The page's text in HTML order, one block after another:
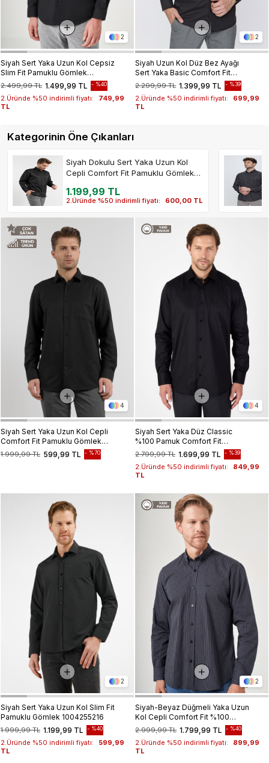
2
Siyah Sert Yaka Uzun Kol Cepsiz
Slim Fit Pamuklu Gömlek
1004260181 1.499,99 TL
2.499,99 TL %40
2.Üründe %50 indirimli fiyatı:
749,99
TL
2
Siyah Uzun Kol Düz Bez Ayağı
Sert Yaka Basic Comfort Fit
Gömlek 1004245051
1.399,99 TL
2.299,99 TL %39
2.Üründe %50 indirimli fiyatı:
699,99
TL
Kategorinin Öne Çıkanları
Siyah Dokulu Sert Yaka Uzun Kol
Cepli Comfort Fit Pamuklu Gömlek
1.199,99 TL
2.Üründe %50 indirimli fiyatı: 600,00 TL
4
Siyah Sert Yaka Uzun Kol Cepli
Comfort Fit Pamuklu Gömlek
1004255285 599,99 TL
1.999,99 TL %70
4
Siyah Sert Yaka Düz Classic
%100 Pamuk Comfort Fit
Gömlek 1004250323
1.699,99 TL
2.799,99 TL %39
2.Üründe %50 indirimli fiyatı:
849,99
TL
2
Siyah Sert Yaka Uzun Kol Slim Fit
Pamuklu Gömlek 1004255216
1.199,99 TL
1.999,99 TL %40
2.Üründe %50 indirimli fiyatı:
599,99
TL
2
Siyah-Beyaz Düğmeli Yaka Uzun
Kol Cepli Comfort Fit %100
Pamuk Gömlek 1004260212
1.799,99 TL
2.999,99 TL %40
2.Üründe %50 indirimli fiyatı:
899,99
TL